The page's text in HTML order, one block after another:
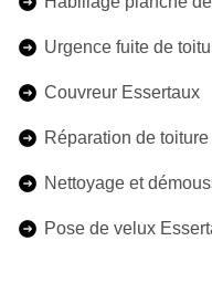
Urgence fuite de
Couvreur Essertaux
Réparation de
Nettoyage et
Pose de velux